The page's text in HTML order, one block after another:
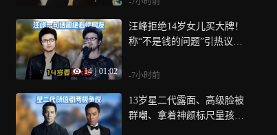
14 | 01:02
汪峰拒绝14岁女儿买大牌！
称“不是钱的问题”引热议，
-7小时前
13岁星二代露面、高级脸被
群嘲、拿着神颜标尺量孩子